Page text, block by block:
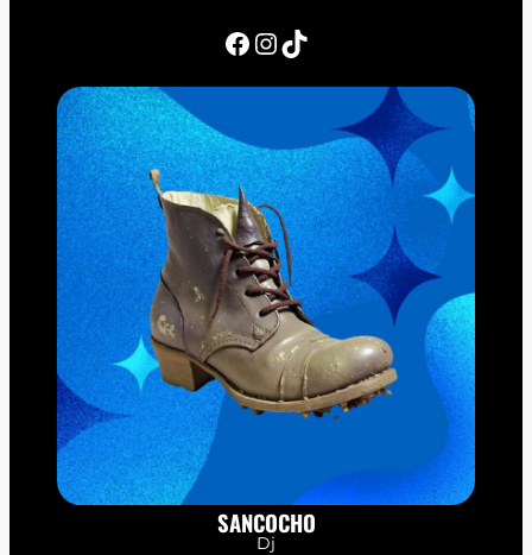
Facebook InstagramTikTok
SANCOCHO
Dj